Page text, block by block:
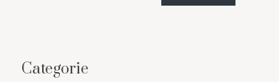
Categorie